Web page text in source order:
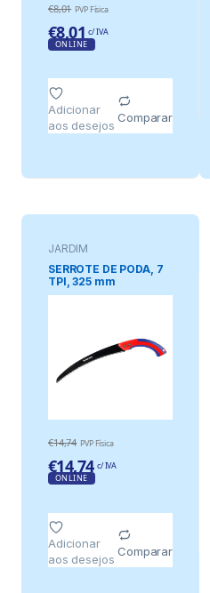
€8,01 PVP Física
€8,01 c/ IVA
ONLINE
Adicionar
aos desejos
Comparar
JARDIM
SERROTE DE PODA, 7
TPI, 325 mm
€14,74 PVP Física
€14,74 c/ IVA
ONLINE
Adicionar
aos desejos
Comparar